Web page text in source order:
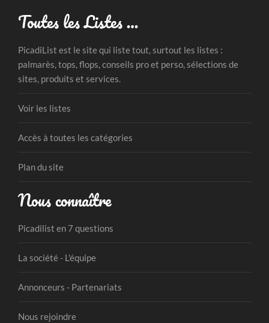
Toutes les Listes …
PicadiList est le site qui liste tout, surtout les listes :
palmarès, tops, flops, conseils pro et perso, sélections de
sites, produits et services.
Voir les listes
Accès à toutes les catégories
Plan du site
Nous connaître
Picadilist en 7 questions
La société - L'équipe
Annonceurs - Partenariats
Nous rejoindre